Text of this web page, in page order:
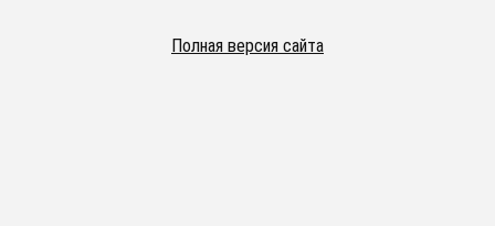
Полная версия сайта